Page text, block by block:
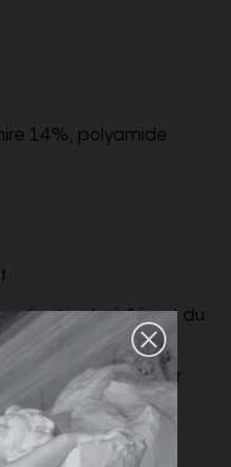
14%, polyamide
tient juste à l'écart du
mais confortable
stretch d'épaisseur
d'élasticité